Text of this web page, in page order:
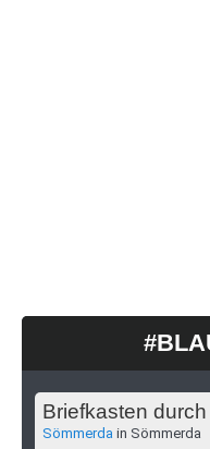
Briefkasten
Sömmerda in Sömmerda